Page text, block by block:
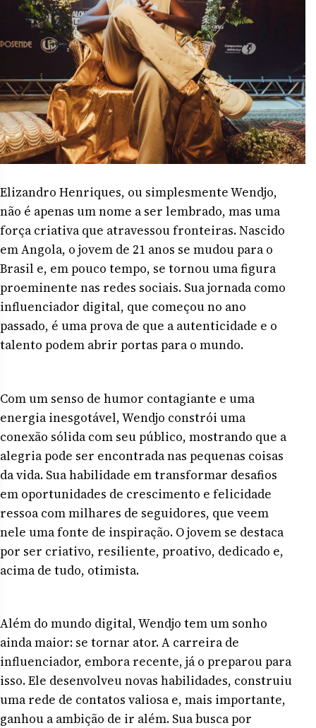
Elizandro Henriques, ou simplesmente Wendjo,
não é apenas um nome a ser lembrado, mas uma
força criativa que atravessou fronteiras. Nascido
em Angola, o jovem de 21 anos se mudou para o
Brasil e, em pouco tempo, se tornou uma figura
proeminente nas redes sociais. Sua jornada como
influenciador digital, que começou no ano
passado, é uma prova de que a autenticidade e o
talento podem abrir portas para o mundo.
Com um senso de humor contagiante e uma
energia inesgotável, Wendjo constrói uma
conexão sólida com seu público, mostrando que a
alegria pode ser encontrada nas pequenas coisas
da vida. Sua habilidade em transformar desafios
em oportunidades de crescimento e felicidade
ressoa com milhares de seguidores, que veem
nele uma fonte de inspiração. O jovem se destaca
por ser criativo, resiliente, proativo, dedicado e,
acima de tudo, otimista.
Além do mundo digital, Wendjo tem um sonho
ainda maior: se tornar ator. A carreira de
influenciador, embora recente, já o preparou para
isso. Ele desenvolveu novas habilidades, construiu
uma rede de contatos valiosa e, mais importante,
ganhou a ambição de ir além. Sua busca por